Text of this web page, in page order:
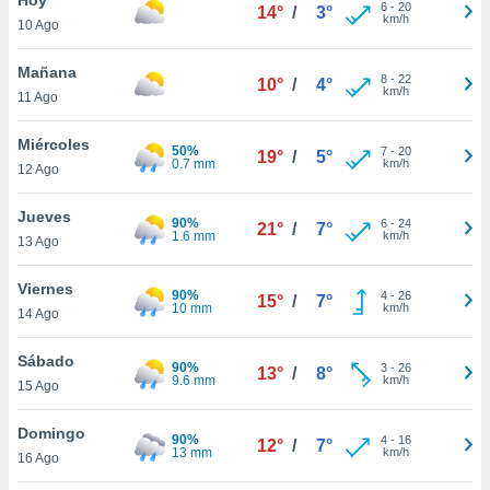
en
más
nuestra
de
cookies
aceptar
10 Ago
14° / 3° 6- 20
km/h
Mañana
11 Ago
10° / 4° 8- 22
km/h
Miércoles
12 Ago
50%
0.7 mm
19° / 5° 7- 20
km/h
Jueves
13 Ago
90%
1.6 mm
21° / 7° 6- 24
km/h
Viernes
14 Ago
90%
10 mm
15° / 7° 4- 26
km/h
Sábado
15 Ago
90%
9.6 mm
13° / 8° 3- 26
km/h
Domingo
16 Ago
90%
13 mm
12° / 7° 4- 16
km/h